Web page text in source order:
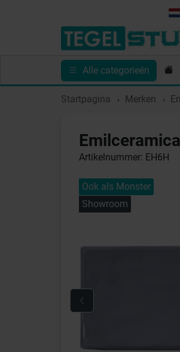
Alle categorieën
Toebehoren Sanitair
Startpagina Merken
Emilceramica
Artikelnummer: EH6H
Ook als Monster
Showroom